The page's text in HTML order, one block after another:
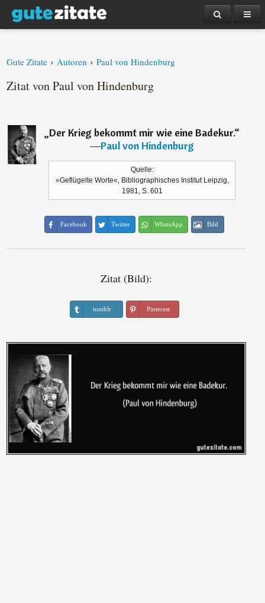
Gute Zitate › Autoren › Paul von Hindenburg
Zitat von Paul von Hindenburg
„Der Krieg bekommt mir wie eine Badekur.“
―Paul von Hindenburg
Quelle:
»Geflügelte Worte«, Bibliographisches Institut Leipzig,
1981, S. 601
Facebook Twitter WhatsApp Bild
Zitat (Bild):
tumblr Pinterest